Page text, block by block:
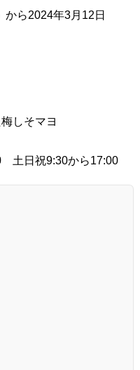
ら2024年3月12日
しそマヨ
土日祝9:30から17:00